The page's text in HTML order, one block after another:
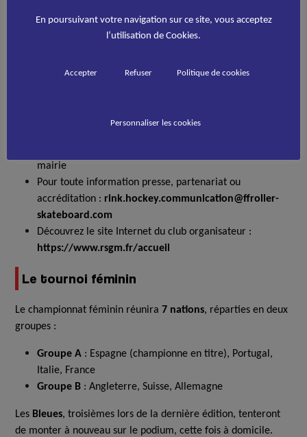
Pendant six jours, Gujan-Mestras deviendra lecœur battant
du rink-hockey européen, en rassemblant les meilleures
mairie
Pour toute information presse, partenariat ou
accréditation : rink.hockey.communication@ffroller-
skateboard.com
Découvrez le site Internet du club organisateur :
https://www.rsgm.fr/accueil
Le tournoi féminin
Le championnat féminin réunira 7 nations, réparties en deux
groupes :
Groupe A : Espagne (championne en titre), Portugal,
Italie, France
Groupe B : Angleterre, Suisse, Allemagne
Les Bleues, troisièmes lors de la dernière édition, tenteront
de monter à nouveau sur le podium, cette fois à domicile.
En poursuivant votre navigation sur ce site, vous acceptez
l’utilisation de Cookies.
Accepter Refuser Politique de cookies
Personnaliser les cookies